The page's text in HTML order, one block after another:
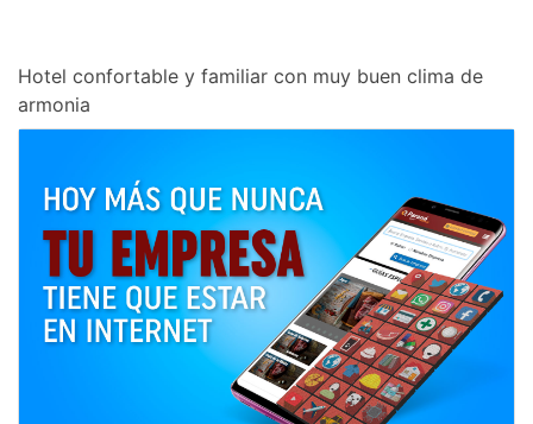
Hotel confortable y familiar con muy buen clima de
armonia